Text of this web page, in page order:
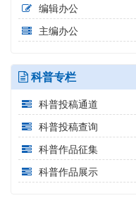
编辑办公
主编办公
科普专栏
科普投稿通道
科普投稿查询
科普作品征集
科普作品展示